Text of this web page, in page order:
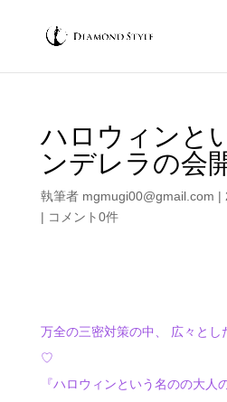
ハロウィンと
ンデレラの会
執筆者 mgmugi00@gmail.com |
| コメント0件
万全の三密対策の中、 広々とし
♡
『ハロウィンという名のの大人